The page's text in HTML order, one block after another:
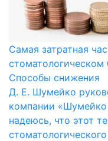
Самая затратная
стоматологическом
Способы снижения
Д. Е. Шумейко
компании
надеюсь, что этот